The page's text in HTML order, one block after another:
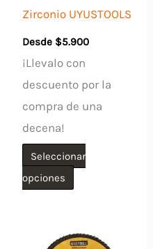
Zirconio UYUSTOOLS
Desde $5.900
¡Llevalo con
descuento por la
compra de una
decena!
Seleccionar
opciones
múltiples